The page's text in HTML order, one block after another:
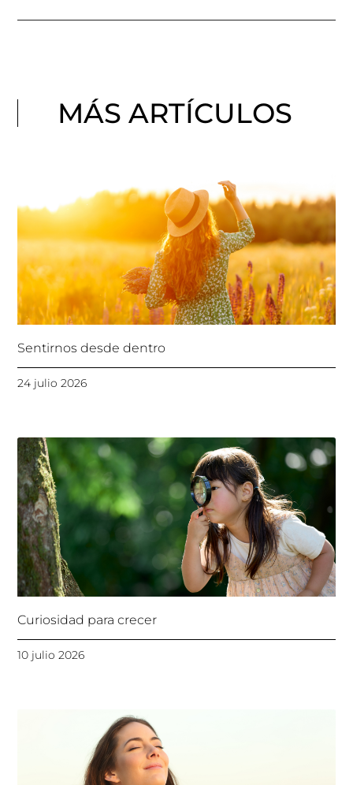
MÁS ARTÍCULOS
Sentirnos desde dentro
24 julio 2026
Curiosidad para crecer
10 julio 2026